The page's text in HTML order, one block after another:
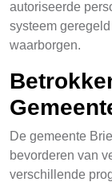
autoriseerde
systeem
waarborgen.
De gemeente
bevorderen van
verschillende